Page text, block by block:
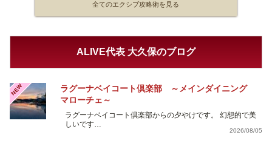
全てのエクシブ攻略術を見る
ALIVE代表 大久保のブログ
NEW
ラグーナベイコート倶楽部 ～メインダイニング
マローチェ～
ラグーナベイコート倶楽部からの夕やけです。 幻想的で美
しいです…
2026/08/05